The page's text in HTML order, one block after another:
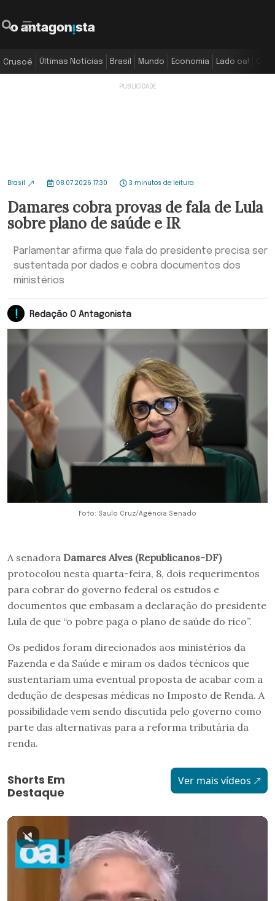
Crusoé Últimas Notícias Brasil Mundo Economia Lado oa!
Brasil 08.07.2026 17:30 3 minutos de leitura
Damares cobra provas de fala de Lula
sobre plano de saúde e IR
Parlamentar afirma que fala do presidente precisa ser
sustentada por dados e cobra documentos dos
ministérios
Redação O Antagonista
Foto: Saulo Cruz/Agência Senado
A senadora Damares Alves (Republicanos-DF)
protocolou nesta quarta-feira, 8, dois requerimentos
para cobrar do governo federal os estudos e
documentos que embasam a declaração do presidente
Lula de que “o pobre paga o plano de saúde do rico”.
Os pedidos foram direcionados aos ministérios da
Fazenda e da Saúde e miram os dados técnicos que
sustentariam uma eventual proposta de acabar com a
dedução de despesas médicas no Imposto de Renda. A
possibilidade vem sendo discutida pelo governo como
parte das alternativas para a reforma tributária da
renda.
Shorts Em
Destaque
Ver mais vídeos